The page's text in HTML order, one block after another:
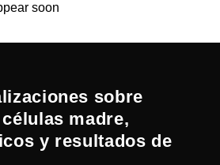
soon
sobre
madre,
y resultados de